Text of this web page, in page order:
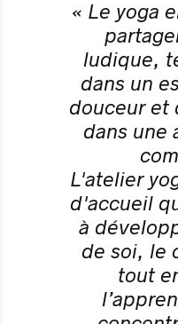
« Le yoga
ludique,
dans un
douceur et
dans une
L'atelier
d'accueil
à
de soi, le
tout